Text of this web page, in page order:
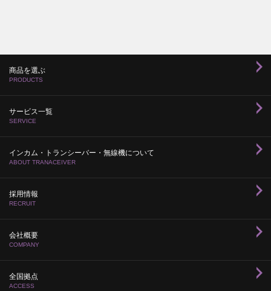
商品を選ぶ
PRODUCTS
サービス一覧
SERVICE
インカム・トランシーバー・無線機について
ABOUT TRANACEIVER
採用情報
RECRUIT
会社概要
COMPANY
全国拠点
ACCESS